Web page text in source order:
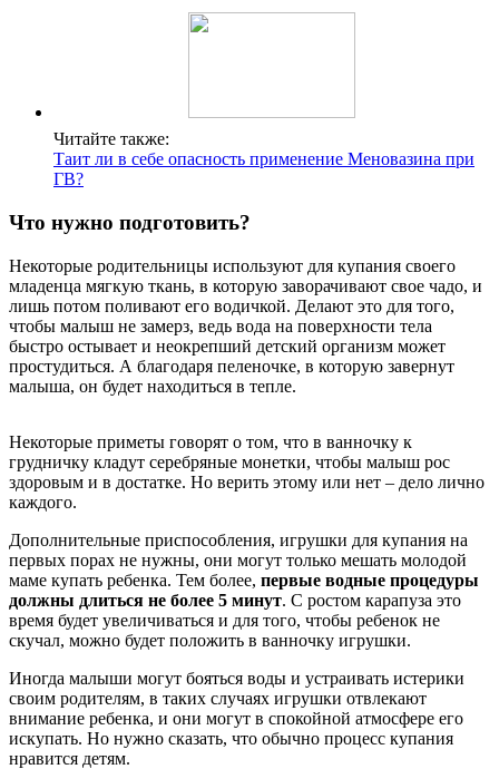
Читайте также:
Таит ли в себе опасность применение Меновазина при
ГВ?
Что нужно подготовить?
Некоторые родительницы используют для купания своего
младенца мягкую ткань, в которую заворачивают свое чадо, и
лишь потом поливают его водичкой. Делают это для того,
чтобы малыш не замерз, ведь вода на поверхности тела
быстро остывает и неокрепший детский организм может
простудиться. А благодаря пеленочке, в которую завернут
малыша, он будет находиться в тепле.
Некоторые приметы говорят о том, что в ванночку к
грудничку кладут серебряные монетки, чтобы малыш рос
здоровым и в достатке. Но верить этому или нет – дело лично
каждого.
Дополнительные приспособления, игрушки для купания на
первых порах не нужны, они могут только мешать молодой
маме купать ребенка. Тем более, первые водные процедуры
должны длиться не более 5 минут. С ростом карапуза это
время будет увеличиваться и для того, чтобы ребенок не
скучал, можно будет положить в ванночку игрушки.
Иногда малыши могут бояться воды и устраивать истерики
своим родителям, в таких случаях игрушки отвлекают
внимание ребенка, и они могут в спокойной атмосфере его
искупать. Но нужно сказать, что обычно процесс купания
нравится детям.